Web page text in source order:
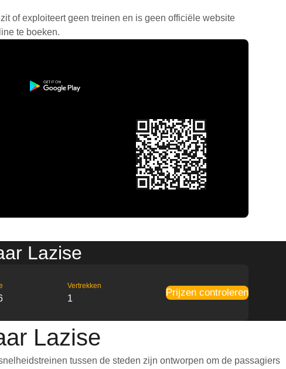
of exploiteert geen treinen en is geen officiële website
te boeken.
Lazise
Vertrekken
1
Prijzen controleren
Lazise
tussen de steden zijn ontworpen om de passagiers